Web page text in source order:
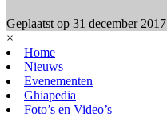
Geplaatst op 31 december 2017
×
Home
Nieuws
Evenementen
Ghiapedia
Foto’s en Video’s